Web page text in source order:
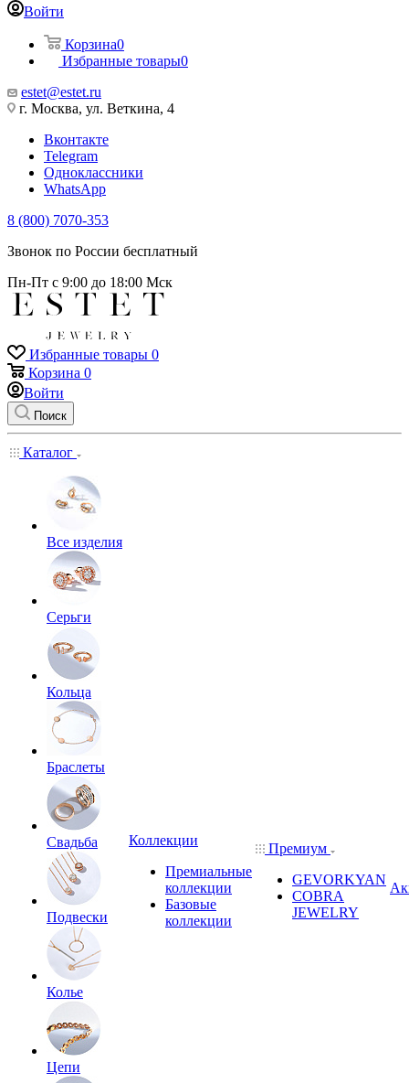
Войти
Корзина0
Избранные товары0
estet@estet.ru
г. Москва, ул. Веткина, 4
Вконтакте
Telegram
Одноклассники
WhatsApp
8 (800) 7070-353
Звонок по России бесплатный
Пн-Пт с 9:00 до 18:00 Мск
Избранные товары 0
Корзина 0
Войти
Поиск
Каталог
Все изделия
Серьги
Кольца
Браслеты
Свадьба
Подвески
Колье
Цепи
Коллекции
Премиальные
коллекции
Базовые
коллекции
Премиум
GEVORKYAN
COBRA
JEWELRY